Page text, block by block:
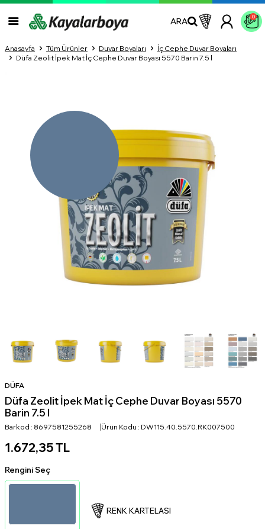
ARA 0
Anasayfa Tüm Ürünler Duvar Boyaları
İç Cephe Duvar Boyaları
Düfa Zeolit İpek Mat İç Cephe Duvar Boyası 5570 Barin 7.5 l
DÜFA
Düfa Zeolit İpek Mat İç Cephe Duvar Boyası 5570
Barin 7.5 l
Barkod : 8697581255268 Ürün Kodu : DW115.40.5570.RK007500
1.672,35TL
Rengini Seç
RENK KARTELASI